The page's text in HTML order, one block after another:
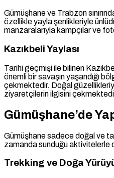
Gümüşhane ve Trabzon
özellikle yayla şenlikleriyle
manzaralarıyla kampçılar ve
Kazıkbeli Yaylası
Tarihi geçmişi ile bilinen
önemli bir savaşın yaşandığı
çekmektedir. Doğal
ziyaretçilerin ilgisini
Gümüşhane’de
Gümüşhane sadece doğal ve
zamanda sunduğu aktivitelerle
Trekking ve Doğa